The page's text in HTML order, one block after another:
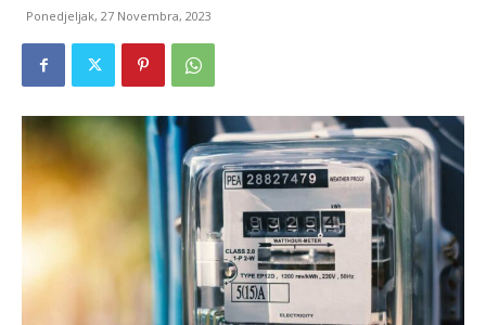
Ponedjeljak, 27 Novembra, 2023